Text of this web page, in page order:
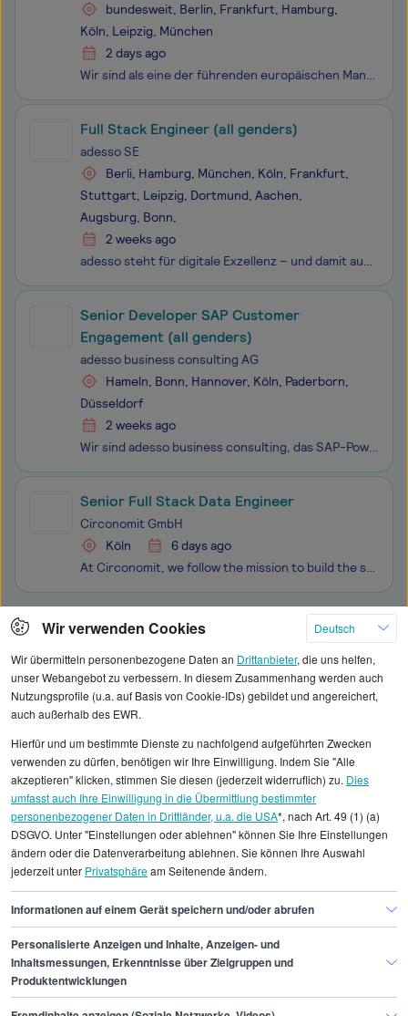
bundesweit, Berlin, Frankfurt, Hamburg,
Köln, Leipzig, München
2 days ago
Wir sind als eine der führenden europäischen Management- und Technologieberatungen ein echter Tech-Player. Wir sehen uns als Vordenker*innen, handeln und denken strategisch, entwickeln mit unseren Kunden maßgeschneiderte Lösungen, sowie präzise Prozesse und implementieren innovative Technologien. We
Full Stack Engineer (all genders)
adesso SE
Berli, Hamburg, München, Köln, Frankfurt,
Stuttgart, Leipzig, Dortmund, Aachen,
Augsburg, Bonn,
2 weeks ago
adesso steht für digitale Exzellenz – und damit auch für vielfältige Entwicklungsmöglichkeiten für alle adessi. Wir wachsen gemeinsam und lernen voneinander: in anspruchsvollen Projekten, interdisziplinären Teams und mit zielgerichteten Trainingsangeboten. Wir haben IT im Herzen und den Erfolg unser
Senior Developer SAP Customer
Engagement (all genders)
adesso business consulting AG
Hameln, Bonn, Hannover, Köln, Paderborn,
Düsseldorf
2 weeks ago
Wir sind adesso business consulting, das SAP-Powerhouse der adesso Group. Als führender IT-Dienstleister stehen wir für Kundenorientierung, Wachstum und starke Perspektiven. Unser größter Erfolgsfaktor? Das sind unsere Mitarbeitenden! Als SAP-Profis begleiten wir kundenspezifische Herausforderungen
Senior Full Stack Data Engineer
Circonomit GmbH
Köln
6 days ago
At Circonomit, we follow the mission to build the strategic twin of organizations. By transforming operational data into clear impact models, we revolutionize how resources are managed.
Klicken Sie hier, um weitere Angebote anzuzeigen
statistischen Erhebungen durch StepStone. Es sind
Durchschnittswerte und die Angaben können nicht
einzelnen Stellenangeboten zugeordnet werden.
Gehaltsinformationen IT
Juniorentwickler/in
Juniorentwickler/in Bonn
Finde den Job,
der zu dir passt.
Wir verwenden Cookies
Deutsch
Wir übermitteln personenbezogene Daten an Drittanbieter, die uns helfen,
unser Webangebot zu verbessern. In diesem Zusammenhang werden auch
Nutzungsprofile (u.a. auf Basis von Cookie-IDs) gebildet und angereichert,
auch außerhalb des EWR.
Hierfür und um bestimmte Dienste zu nachfolgend aufgeführten Zwecken
verwenden zu dürfen, benötigen wir Ihre Einwilligung. Indem Sie "Alle
akzeptieren" klicken, stimmen Sie diesen (jederzeit widerruflich) zu. Dies
umfasst auch Ihre Einwilligung in die Übermittlung bestimmter
personenbezogener Daten in Drittländer, u.a. die USA*, nach Art. 49 (1) (a)
DSGVO. Unter "Einstellungen oder ablehnen" können Sie Ihre Einstellungen
ändern oder die Datenverarbeitung ablehnen. Sie können Ihre Auswahl
jederzeit unter Privatsphäream Seitenende ändern.
Informationen auf einem Gerät speichern und/oder abrufen
Personalisierte Anzeigen und Inhalte, Anzeigen- und
Inhaltsmessungen, Erkenntnisse über Zielgruppen und
Produktentwicklungen